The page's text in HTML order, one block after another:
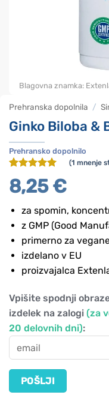
Prehranska dopolnila /
Ginko Biloba &
Prehransko dopolnilo
Ocenjeno z
5od 5 na
podlagi
1
stranke
(1 mnenje
8,25€
za spomin,
z GMP (Good
primerno za
izdelano v EU
proizvajalca
Vpišite spodnji
izdelek na zalogi (za
20 delovnih dni):
Blagovna znamka: